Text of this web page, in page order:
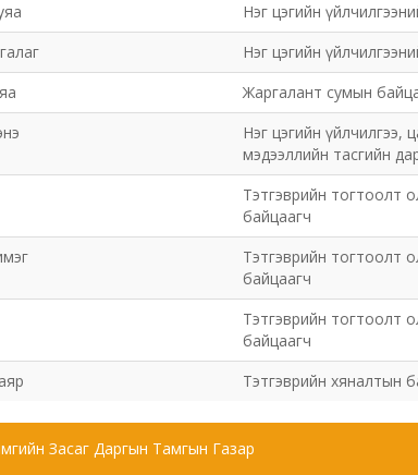
Нэг цэгийн
Нэг цэгийн
Жаргалант сумын
Нэг цэгийн үйлчилгээ,
мэдээллийн тасгийн
Тэтгэврийн тогтоолт
байцаагч
Тэтгэврийн тогтоолт
байцаагч
Тэтгэврийн тогтоолт
байцаагч
Тэтгэврийн хяналтын
Засаг Даргын Тамгын Газар